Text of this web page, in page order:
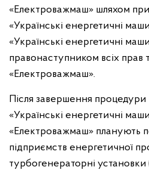
«Електроважмаш» шляхом
«Українські енергетичні
«Українські енергетичні
правонаступником всіх прав
«Електроважмаш».
Після завершення
«Українські енергетичні
«Електроважмаш» планують
підприємств енергетичної
турбогенераторні установки